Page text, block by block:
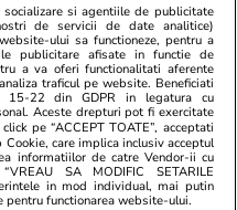
Exclusiv
12 iul.
si agentiile de publicitate
de servicii de date analitice)
ului sa functioneze, pentru a
publicitare afisate in functie de
a va oferi functionalitati aferente
traficul pe website. Beneficiati
15-22 din GDPR in legatura cu
Aceste drepturi pot fi exercitate
pe “ACCEPT TOATE”, acceptati
care implica inclusiv acceptul
informatiilor de catre Vendor-ii cu
SA MODIFIC SETARILE
in mod individual, mai putin
pentru functionarea website-ului.